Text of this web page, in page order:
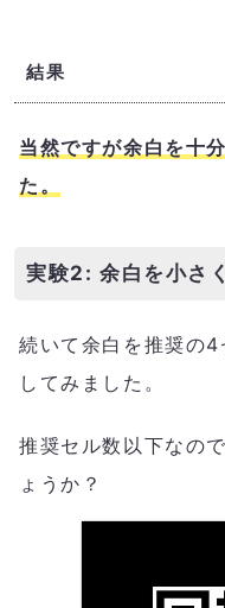
結果
当然ですが余白を十
た。
実験2: 余白を小さ
続いて余白を推奨の
してみました。
推奨セル数以下なの
ょうか？